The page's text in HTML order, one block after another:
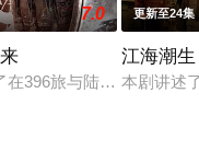
后，林知夏忽然对他说
7.0
在396旅与陆军步兵学院
更新至24集
江海潮生
本剧讲述